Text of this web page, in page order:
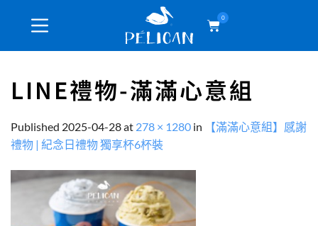
0
LINE禮物-滿滿心意組
Published 2025-04-28at 278 × 1280 in
【滿滿心意組】感謝
禮物 | 紀念日禮物 獨享杯6杯裝